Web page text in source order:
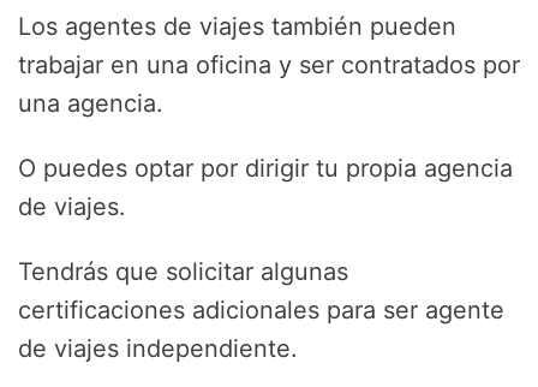
Los agentes de viajes también pueden
trabajar en una oficina y ser contratados por
una agencia.
O puedes optar por dirigir tu propia agencia
de viajes.
Tendrás que solicitar algunas
certificaciones adicionales para ser agente
de viajes independiente.